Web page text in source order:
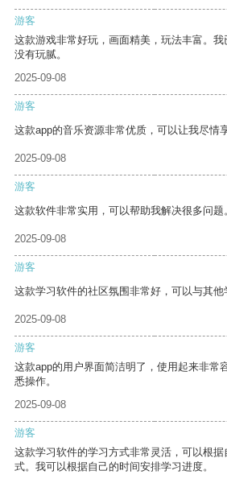
游客
这款游戏非常好玩，画面精美，玩法丰富。
没有玩腻。
2025-09-08
游客
这款app的音乐资源非常优质，可以让我尽情
2025-09-08
游客
这款软件非常实用，可以帮助我解决很多问题
2025-09-08
游客
这款学习软件的社区氛围非常好，可以与其他
2025-09-08
游客
这款app的用户界面简洁明了，使用起来非常
悉操作。
2025-09-08
游客
这款学习软件的学习方式非常灵活，可以根
式。我可以根据自己的时间安排学习进度。